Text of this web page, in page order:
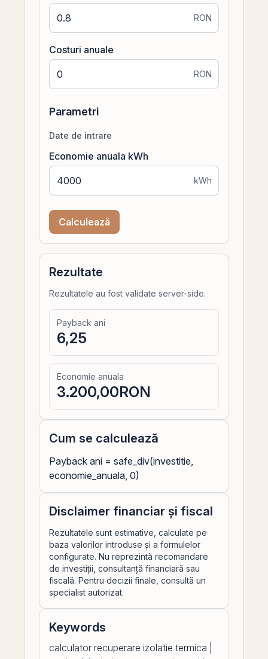
RON
Costuri anuale
RON
Parametri
Date de intrare
Economie anuala kWh
kWh
Calculează
Rezultate
Rezultatele au fost validate server-side.
Payback ani
6,25
Economie anuala
3.200,00RON
Cum se calculează
Payback ani = safe_div(investitie,
economie_anuala, 0)
Disclaimer financiar și fiscal
Rezultatele sunt estimative, calculate pe
baza valorilor introduse și a formulelor
configurate. Nu reprezintă recomandare
de investiții, consultanță financiară sau
fiscală. Pentru decizii finale, consultă un
specialist autorizat.
Keywords
calculator recuperare izolatie termica |